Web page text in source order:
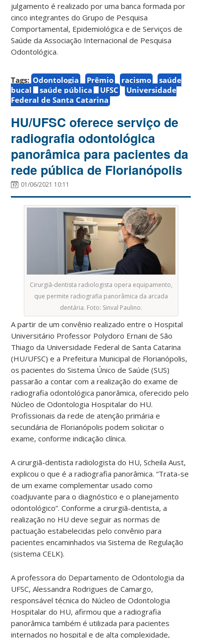
julgamento é realizado por uma banca formada por
cinco integrantes do Grupo de Pesquisa
Comportamental, Epidemiológica e de Serviços de
Saúde da Associação Internacional de Pesquisa
Odontológica.
Tags: Odontologia Prêmio racismo
saúde
bucal
saúde pública UFSC
Universidade
Federal de Santa Catarina
HU/UFSC oferece serviço de
radiografia odontológica
panorâmica para pacientes da
rede pública de Florianópolis
01/06/2021 10:11
Cirurgiã-dentista radiologista opera equipamento,
que permite radiografia panorâmica da arcada
dentária. Foto: Sinval Paulino.
A partir de um convênio realizado entre o Hospital
Universitário Professor Polydoro Ernani de São
Thiago da Universidade Federal de Santa Catarina
(HU/UFSC) e a Prefeitura Municipal de Florianópolis,
os pacientes do Sistema Único de Saúde (SUS)
passarão a contar com a realização do exame de
radiografia odontológica panorâmica, oferecido pelo
Núcleo de Odontologia Hospitalar do HU.
Profissionais da rede de atenção primária e
secundária de Florianópolis podem solicitar o
exame, conforme indicação clínica.
A cirurgiã-dentista radiologista do HU, Scheila Aust,
explicou o que é a radiografia panorâmica. “Trata-se
de um exame complementar usado como
coadjuvante para o diagnóstico e o planejamento
odontológico”. Conforme a cirurgiã-dentista, a
realização no HU deve seguir as normas de
pactuação estabelecidas pelo convênio para
pacientes encaminhados via Sistema de Regulação
(sistema CELK).
A professora do Departamento de Odontologia da
UFSC, Alessandra Rodrigues de Camargo,
responsável técnica do Núcleo de Odontologia
Hospitalar do HU, afirmou que a radiografia
panorâmica também é utilizada para pacientes
internados no hospital e de alta complexidade,